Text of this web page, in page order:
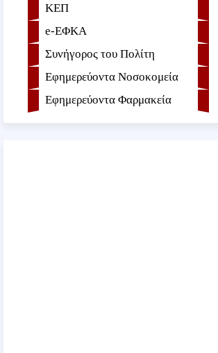
ΚΕΠ
e-ΕΦKA
Συνήγορος του Πολίτη
Εφημερεύοντα Νοσοκομεία
Εφημερεύοντα Φαρμακεία